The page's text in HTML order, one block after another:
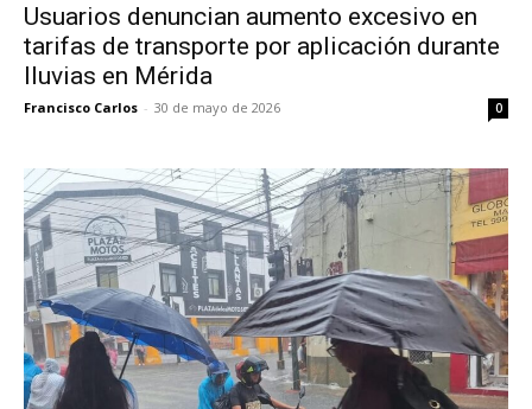
Usuarios denuncian aumento excesivo en
tarifas de transporte por aplicación durante
lluvias en Mérida
Francisco Carlos - 30 de mayo de 2026 0